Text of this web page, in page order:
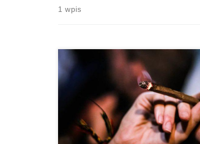
1 wpis
Wiele słyszeliśmy o mokrej marihuanie, i ty
też. Chcemy ci powiedzieć, że nie
mokrej marihuany. Być może słyszeliście o
marihuanie – kiedy mówimy o mokrej
mamy na myśli marihuany, która została źle
wysuszona, mówimy o czymś zupełnie innym.
marihuana, znana również jako marihuana […]